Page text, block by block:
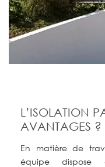
L’ISOLATION
AVANTAGES ?
En matière de
équipe dispose